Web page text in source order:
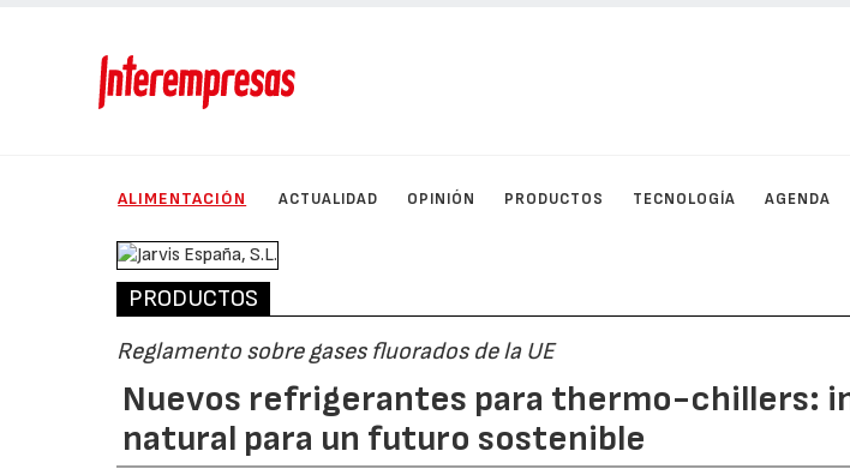
ALIMENTACIÓN ACTUALIDAD OPINIÓN PRODUCTOS TECNOLOGÍA AGENDA
PRODUCTOS
Reglamento sobre gases fluorados de la UE
Nuevos refrigerantes para thermo-chillers:
natural para un futuro sostenible